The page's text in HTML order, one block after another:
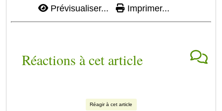
Prévisualiser... Imprimer...
Réactions à cet article
Réagir à cet article